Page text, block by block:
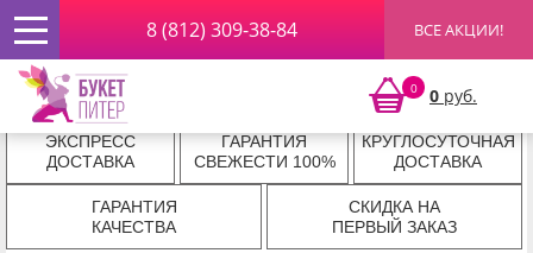
ВСЕ АКЦИИ!
8 (812) 309-38-84
0 0 руб.
Главная РОЗЫ ПОШТУЧНО
» Сиреневая
роза (крупный бутон)
Сиреневая роза (крупный бутон)
ЭКСПРЕСС
ДОСТАВКА
ГАРАНТИЯ
СВЕЖЕСТИ 100%
КРУГЛОСУТОЧНАЯ
ДОСТАВКА
ГАРАНТИЯ
КАЧЕСТВА
СКИДКА НА
ПЕРВЫЙ ЗАКАЗ